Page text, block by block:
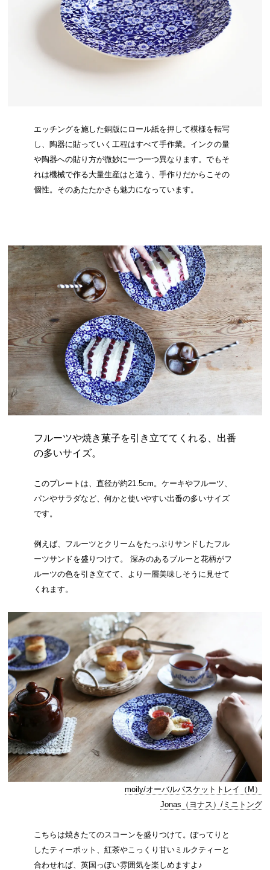
エッチングを施した銅版にロール紙を押して模様を転写
し、陶器に貼っていく工程はすべて手作業。インクの量
や陶器への貼り方が微妙に一つ一つ異なります。でもそ
れは機械で作る大量生産はと違う、手作りだからこその
個性。そのあたたかさも魅力になっています。
フルーツや焼き菓子を引き立ててくれる、出番
の多いサイズ。
このプレートは、直径が約21.5cm。ケーキやフルーツ、
パンやサラダなど、何かと使いやすい出番の多いサイズ
です。
例えば、フルーツとクリームをたっぷりサンドしたフル
ーツサンドを盛りつけて。 深みのあるブルーと花柄がフ
ルーツの色を引き立てて、より一層美味しそうに見せて
くれます。
moily/オーバルバスケットトレイ（M）
Jonas（ヨナス）/ミニトング
こちらは焼きたてのスコーンを盛りつけて。ぽってりと
したティーポット、紅茶やこっくり甘いミルクティーと
合わせれば、英国っぽい雰囲気を楽しめますよ♪